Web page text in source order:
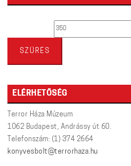
Min
SZŰRÉS
ELÉRHETŐSÉG
Terror Háza Múzeum
1062 Budapest, Andrássy út 60.
Telefonszám: (1) 374 2664
konyvesbolt@terrorhaza.hu